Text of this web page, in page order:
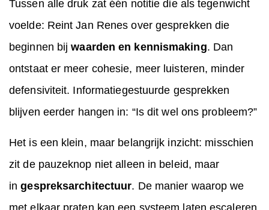
Tussen alle druk zat één notitie die als tegenwicht
voelde: Reint Jan Renes over gesprekken die
beginnen bijwaarden en kennismaking. Dan
ontstaat er meer cohesie, meer luisteren, minder
defensiviteit. Informatiegestuurde gesprekken
blijven eerder hangen in: “Is dit wel ons probleem?”
Het is een klein, maar belangrijk inzicht: misschien
zit de pauzeknop niet alleen in beleid, maar
ingespreksarchitectuur. De manier waarop we